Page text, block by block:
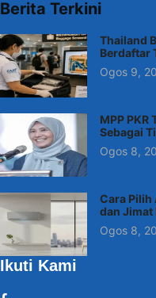
Berita Terkini
Thailand
Berdaftar
Ogos 9,
MPP
Sebagai
Ogos 8,
Cara Pilih
dan Jimat
Ogos 8,
Ikuti Kami